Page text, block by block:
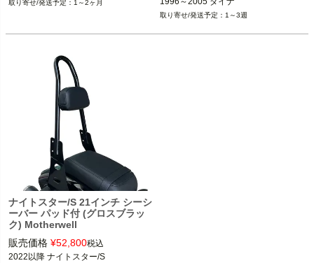
1～2ヶ月
1～3週
ナイトスター/S 21インチ シーシ
ーバー パッド付 (グロスブラッ
ク) Motherwell
販売価格 ¥52,800税込
2022以降 ナイトスター/S